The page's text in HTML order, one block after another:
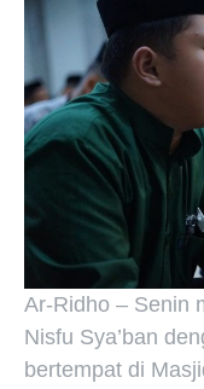
Ar-Ridho – Senin
Nisfu Sya’ban
bertempat di